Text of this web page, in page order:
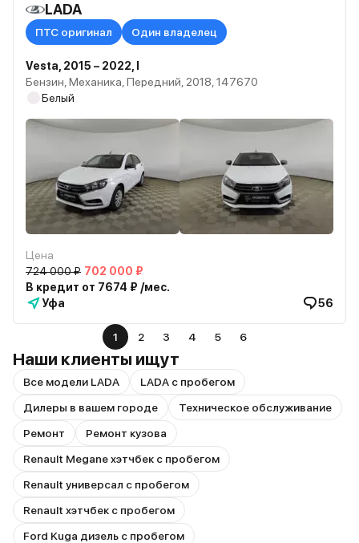
LADA
ПТС оригинал Один владелец
Vesta, 2015 – 2022, I
Бензин, Механика, Передний, 2018, 147670
Белый
Цена
724 000 ₽ 702 000 ₽
В кредит от 7674 ₽ /мес.
Уфа
56
1 2 3 4 5 6
Наши клиенты ищут
Все модели LADA
LADA с пробегом
Дилеры в вашем городе
Техническое обслуживание
Ремонт
Ремонт кузова
Renault Megane хэтчбек с пробегом
Renault универсал с пробегом
Renault хэтчбек с пробегом
Ford Kuga дизель с пробегом